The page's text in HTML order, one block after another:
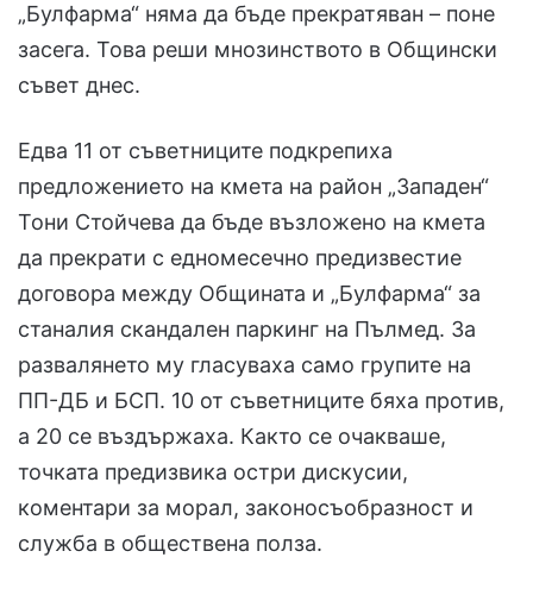
„Булфарма“ няма да бъде прекратяван – поне
засега. Това реши мнозинството в Общински
съвет днес.
Едва 11 от съветниците подкрепиха
предложението на кмета на район „Западен“
Тони Стойчева да бъде възложено на кмета
да прекрати с едномесечно предизвестие
договора между Общината и „Булфарма“ за
станалия скандален паркинг на Пълмед. За
развалянето му гласуваха само групите на
ПП-ДБ и БСП. 10 от съветниците бяха против,
а 20 се въздържаха. Както се очакваше,
точката предизвика остри дискусии,
коментари за морал, законосъобразност и
служба в обществена полза.